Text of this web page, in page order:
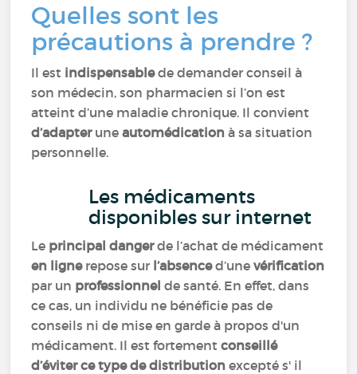
Quelles sont les
précautions à prendre ?
Il est indispensablede demander conseil à
son médecin, son pharmacien si l’on est
atteint d’une maladie chronique. Il convient
d’adapter uneautomédicationà sa situation
personnelle.
Les médicaments
disponibles sur internet
Le principal dangerde l’achat de médicament
en ligne repose sur l’absenced’unevérification
par un professionnelde santé. En effet, dans
ce cas, un individu ne bénéficie pas de
conseils ni de mise en garde à propos d'un
médicament. Il est fortementconseillé
d’éviter ce type de distributionexcepté s' il